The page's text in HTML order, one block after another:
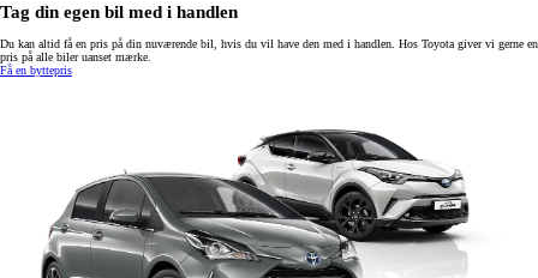
Tag din egen bil med i handlen
Du kan altid få en pris på din nuværende bil, hvis du vil have den med i handlen. Hos Toyota giver vi gerne en
pris på alle biler uanset mærke.
Få en byttepris